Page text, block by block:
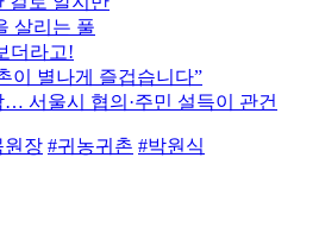
살리는 풀
더라고!
이 별나게 즐겁습니다”
서울시 협의·주민 설득이 관건
원장 #귀농귀촌 #박원식